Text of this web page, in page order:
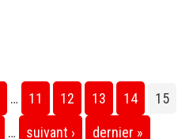
… 11 12 13 14 15
… suivant › dernier »